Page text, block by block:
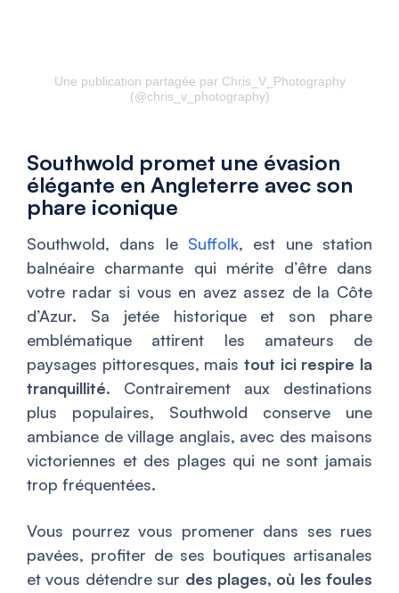
Une publication partagée par Chris_V_Photography
(@chris_v_photography)
Southwold promet une évasion
élégante en Angleterre avec son
phare iconique
Southwold, dans le Suffolk, est une station
balnéaire charmante qui mérite d’être dans
votre radar si vous en avez assez de la Côte
d’Azur. Sa jetée historique et son phare
emblématique attirent les amateurs de
paysages pittoresques, mais tout ici respire la
tranquillité. Contrairement aux destinations
plus populaires, Southwold conserve une
ambiance de village anglais, avec des maisons
victoriennes et des plages qui ne sont jamais
trop fréquentées.
Vous pourrez vous promener dans ses rues
pavées, profiter de ses boutiques artisanales
et vous détendre sur des plages, où les foules